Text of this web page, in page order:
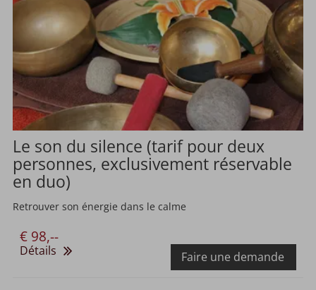
Le son du silence (tarif pour deux
personnes, exclusivement réservable
en duo)
Retrouver son énergie dans le calme
€ 98,--
Faire une demande
Détails